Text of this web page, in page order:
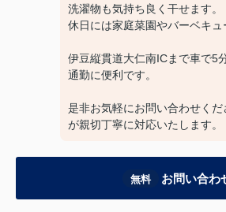
洗濯物も気持ち良く干せます。
休日には家庭菜園やバーベキュ
伊豆縦貫道大仁南ICまで車で5
通勤に便利です。
是非お気軽にお問い合わせく
が親切丁寧に対応いたします。
無料 お問い合わ